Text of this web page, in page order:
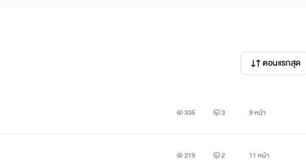
ตอนแรกสุด
335 3 9 หน้า
219 2 11 หน้า